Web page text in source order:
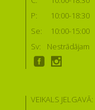
P:
10:00-18:30
Se:
10:00-15:00
Sv:
Nestrādājam
VEIKALS JELGAVĀ: